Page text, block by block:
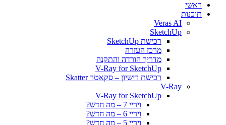
ראשי
תוכנות
Veras AI
SketchUp
רכישת SketchUp
מרכז העזרה
מדריך הורדה והתקנה
V-Ray for SketchUp
רכישת רישיון – סקאטר Skatter
V-Ray
V-Ray for SketchUp
ויריי 7 – מה חדש?
ויריי 6 – מה חדש?
ויריי 5 – מה חדש?